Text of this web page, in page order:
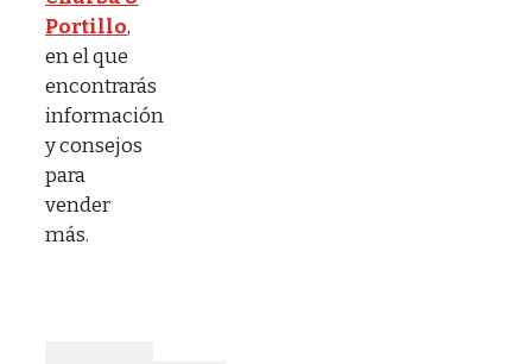
Portillo,
en el que
encontrarás
información
y consejos
para
vender
más.